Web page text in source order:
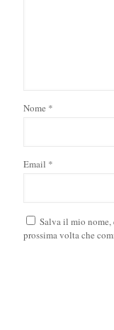
Nome *
Email *
Salva il mio nome,
prossima volta che